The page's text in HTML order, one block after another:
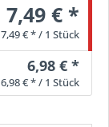
7,49 € *
7,49 € * / 1 Stück
6,98 € *
6,98 € * / 1 Stück